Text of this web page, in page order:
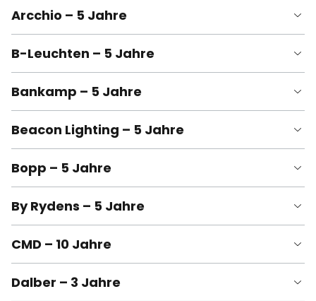
Arcchio – 5 Jahre
B-Leuchten – 5 Jahre
Bankamp – 5 Jahre
Beacon Lighting – 5 Jahre
Bopp – 5 Jahre
By Rydens – 5 Jahre
CMD – 10 Jahre
Dalber – 3 Jahre